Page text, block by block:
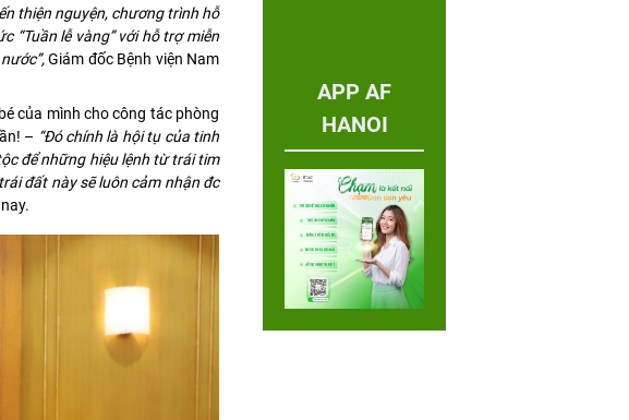
thiện nguyện, chương trình hỗ
“Tuần lễ vàng” với hỗ trợ miễn
Giám đốc Bệnh viện Nam
của mình cho công tác phòng
– “Đó chính là hội tụ của tinh
để những hiệu lệnh từ trái tim
đất này sẽ luôn cảm nhận đc
APP AF
HANOI